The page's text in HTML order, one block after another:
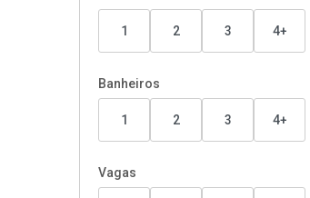
1 2 3 4+
Banheiros
1 2 3 4+
Vagas